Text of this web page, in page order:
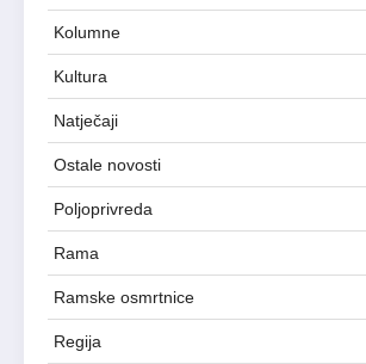
Kolumne
Kultura
Natječaji
Ostale novosti
Poljoprivreda
Rama
Ramske osmrtnice
Regija